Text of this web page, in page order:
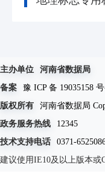
主办单位
河南省数据局
备案
豫 ICP 备 19035158
版权所有
河南省数据局
政务服务热线
12345
技术支持电话
0371-
建议使用IE10及以上版本或